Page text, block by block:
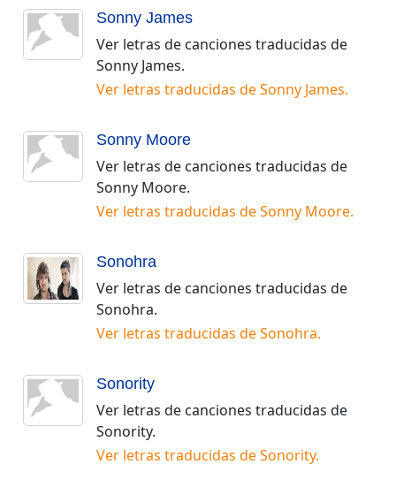
Sonny James
Ver letras de canciones traducidas de
Sonny James.
Ver letras traducidas deSonny James.
Sonny Moore
Ver letras de canciones traducidas de
Sonny Moore.
Ver letras traducidas deSonny Moore.
Sonohra
Ver letras de canciones traducidas de
Sonohra.
Ver letras traducidas deSonohra.
Sonority
Ver letras de canciones traducidas de
Sonority.
Ver letras traducidas deSonority.